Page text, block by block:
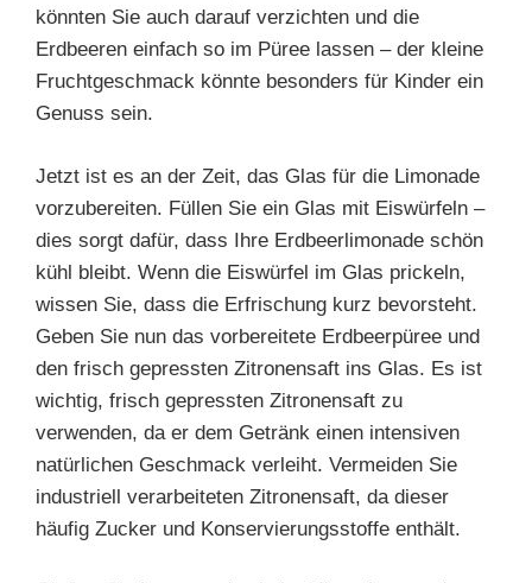
könnten Sie auch darauf verzichten und die
Erdbeeren einfach so im Püree lassen – der kleine
Fruchtgeschmack könnte besonders für Kinder ein
Genuss sein.
Jetzt ist es an der Zeit, das Glas für die Limonade
vorzubereiten. Füllen Sie ein Glas mit Eiswürfeln –
dies sorgt dafür, dass Ihre Erdbeerlimonade schön
kühl bleibt. Wenn die Eiswürfel im Glas prickeln,
wissen Sie, dass die Erfrischung kurz bevorsteht.
Geben Sie nun das vorbereitete Erdbeerpüree und
den frisch gepressten Zitronensaft ins Glas. Es ist
wichtig, frisch gepressten Zitronensaft zu
verwenden, da er dem Getränk einen intensiven
natürlichen Geschmack verleiht. Vermeiden Sie
industriell verarbeiteten Zitronensaft, da dieser
häufig Zucker und Konservierungsstoffe enthält.